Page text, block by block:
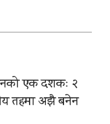
एक दशकः २
तहमा अझै बनेन